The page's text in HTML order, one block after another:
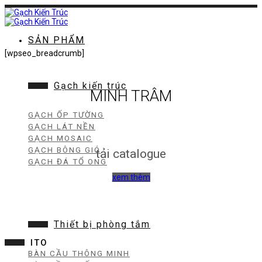
Chuyển
đến
nội
SẢN PHẨM
Gạch kiến trúc
GẠCH ỐP TƯỜNG
GẠCH LÁT NỀN
GẠCH MOSAIC
GẠCH BÔNG GIÓ
GẠCH ĐÁ TỔ ONG
Thiết bị phòng tắm
BÀN CẦU THÔNG MINH
[wpseo_breadcrumb]
MINH TRÂM
tải catalogue
xem thêm
ITO